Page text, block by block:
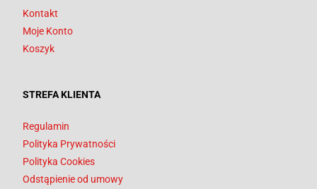
Kontakt
Moje Konto
Koszyk
STREFA KLIENTA
Regulamin
Polityka Prywatności
Polityka Cookies
Odstąpienie od umowy